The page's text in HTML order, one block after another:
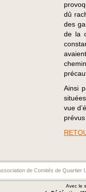
dû
des
de la
Ainsi
vue
de Comités de Quartier
Avec le